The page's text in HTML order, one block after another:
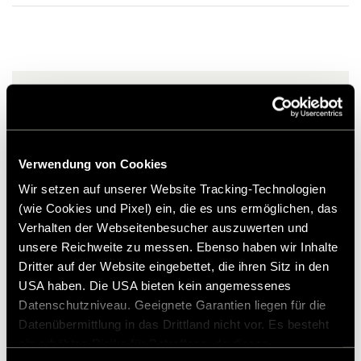
Verwendung von Cookies
Wir setzen auf unserer Website Tracking-Technologien
(wie Cookies und Pixel) ein, die es uns ermöglichen, das
Verhalten der Webseitenbesucher auszuwerten und
unsere Reichweite zu messen. Ebenso haben wir Inhalte
Dritter auf der Website eingebettet, die ihren Sitz in den
USA haben. Die USA bieten kein angemessenes
Datenschutzniveau. Geeignete Garantien liegen für die
Datenübermittlung in das Drittland nicht vor. Es besteht
myös tyylikäs nubukki reunus kaksinkertaisella ompeleella sekä
alkuperäisiin Mercedes-kiinnikkeisiin.
Kuvassa oleva ohjaamomatto toimii vain esimerkkinä. Todellinen
muoto ja muotoilu voivat poiketa esitetystä vaihtoehdosta.
käytännöllisellä vetoketjulla
ansiosta.
Sitomaton hintasuositus*
Lisää toivelistalle
Sopiiiko tuote ajoneuvooni?
Tuotenumero: 3033622
* Hymer-alkuperäisiä lisävarusteita ei ole saatavana
tehtaalta, vaan ne voidaan tilata ja asentaa vain